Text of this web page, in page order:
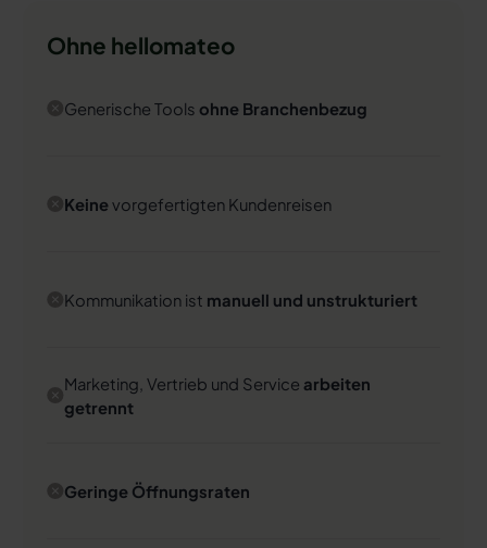
Ohne hellomateo
Generische Tools ohne Branchenbezug
Keinevorgefertigten Kundenreisen
Kommunikation ist manuell und unstrukturiert
Marketing, Vertrieb und Service arbeiten
getrennt
Geringe Öffnungsraten